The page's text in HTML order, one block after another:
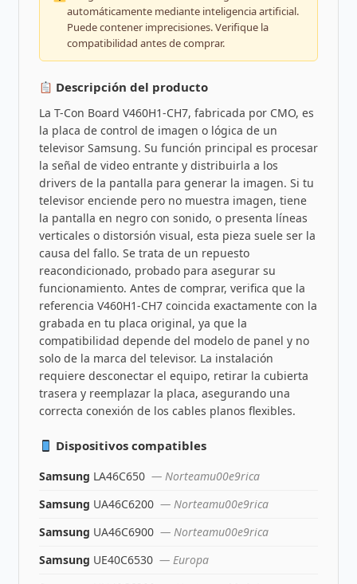
automáticamente mediante inteligencia artificial.
Puede contener imprecisiones. Verifique la
compatibilidad antes de comprar.
Descripción del producto
La T-Con Board V460H1-CH7, fabricada por CMO, es
la placa de control de imagen o lógica de un
televisor Samsung. Su función principal es procesar
la señal de video entrante y distribuirla a los
drivers de la pantalla para generar la imagen. Si tu
televisor enciende pero no muestra imagen, tiene
la pantalla en negro con sonido, o presenta líneas
verticales o distorsión visual, esta pieza suele ser la
causa del fallo. Se trata de un repuesto
reacondicionado, probado para asegurar su
funcionamiento. Antes de comprar, verifica que la
referencia V460H1-CH7 coincida exactamente con la
grabada en tu placa original, ya que la
compatibilidad depende del modelo de panel y no
solo de la marca del televisor. La instalación
requiere desconectar el equipo, retirar la cubierta
trasera y reemplazar la placa, asegurando una
correcta conexión de los cables planos flexibles.
Dispositivos compatibles
Samsung LA46C650 — Norteamu00e9rica
Samsung UA46C6200 — Norteamu00e9rica
Samsung UA46C6900 — Norteamu00e9rica
Samsung UE40C6530 — Europa